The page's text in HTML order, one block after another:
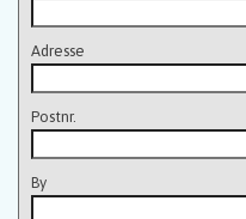
Adresse
Postnr.
By